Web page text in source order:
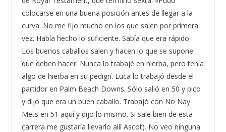
colocarse en una buena posición antes de llegar a la
curva. No me fijo mucho en los que salen por primera
vez. Había hecho lo suficiente. Sabía que era rápido.
Los buenos caballos salen y hacen lo que se supone
que deben hacer. Nunca lo trabajé en hierba, pero tenía
algo de hierba en su pedigrí. Luca lo trabajó desde el
partidor en Palm Beach Downs. Sólo salió en 50 y pico
y dijo que era un buen caballo. Trabajó con No Nay
Mets en 51 aquí y dijo lo mismo. Si sale bien de esta
carrera me gustaría llevarlo allí Ascot). No veo ninguna